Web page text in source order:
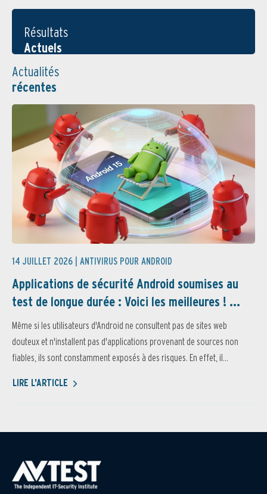
Résultats
Actuels
Actualités
récentes
14 JUILLET 2026 | ANTIVIRUS POUR ANDROID
Applications de sécurité Android soumises au
test de longue durée : Voici les meilleures ! ...
Même si les utilisateurs d'Android ne consultent pas de sites web
douteux et n'installent pas d'applications provenant de sources non
fiables, ils sont constamment exposés à des risques. En effet, il...
LIRE L'ARTICLE